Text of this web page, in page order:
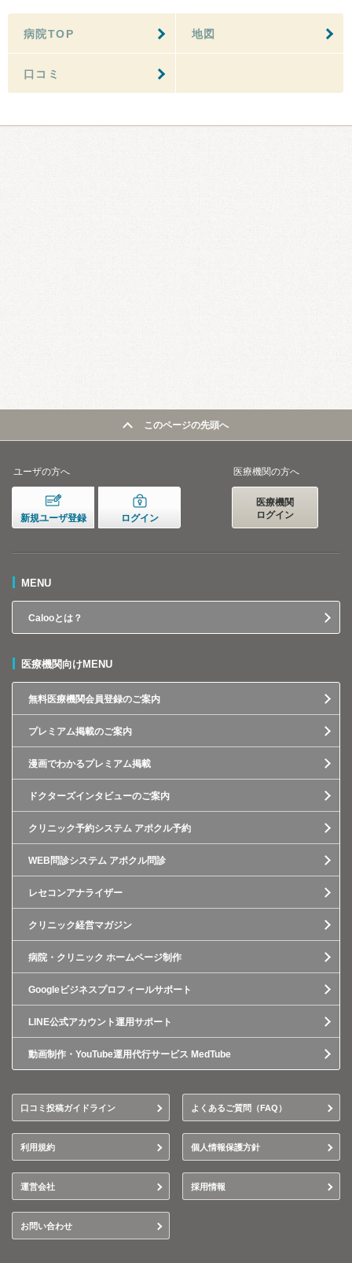
病院TOP 地図
口コミ
このページの先頭へ
ユーザの方へ
新規ユーザ登録 ログイン
医療機関の方へ
医療機関
ログイン
MENU
Calooとは？
医療機関向けMENU
無料医療機関会員登録のご案内
プレミアム掲載のご案内
漫画でわかるプレミアム掲載
ドクターズインタビューのご案内
クリニック予約システム アポクル予約
WEB問診システム アポクル問診
レセコンアナライザー
クリニック経営マガジン
病院・クリニック ホームページ制作
Googleビジネスプロフィールサポート
LINE公式アカウント運用サポート
動画制作・YouTube運用代行サービス MedTube
口コミ投稿ガイドライン よくあるご質問（FAQ）
利用規約 個人情報保護方針
運営会社 採用情報
お問い合わせ